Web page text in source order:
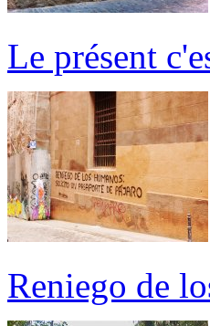
Le présent
Reniego de